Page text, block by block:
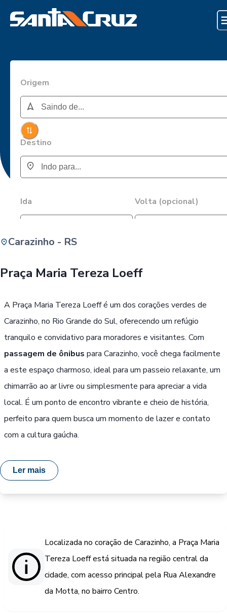
Origem
Destino
Ida Volta (opcional)
Carazinho - RS
Praça Maria Tereza Loeff
A Praça Maria Tereza Loeff é um dos corações verdes de
Carazinho, no Rio Grande do Sul, oferecendo um refúgio
tranquilo e convidativo para moradores e visitantes. Com
passagem de ônibus para Carazinho, você chega facilmente
a este espaço charmoso, ideal para um passeio relaxante, um
chimarrão ao ar livre ou simplesmente para apreciar a vida
local. É um ponto de encontro vibrante e cheio de história,
perfeito para quem busca um momento de lazer e contato
com a cultura gaúcha.
Ler mais
Localizada no coração de Carazinho, a Praça Maria
Tereza Loeff está situada na região central da
cidade, com acesso principal pela Rua Alexandre
da Motta, no bairro Centro.